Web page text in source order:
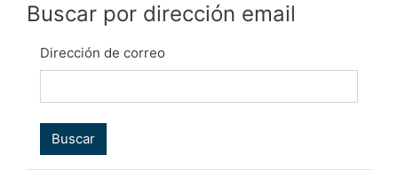
Buscar por dirección email
Dirección de correo